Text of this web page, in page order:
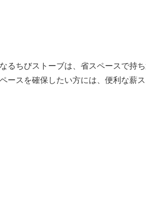
るちびストーブは、省スペースで持
ースを確保したい方には、便利な薪ス